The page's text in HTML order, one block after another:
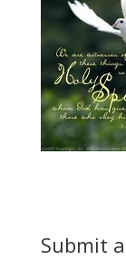
Submit